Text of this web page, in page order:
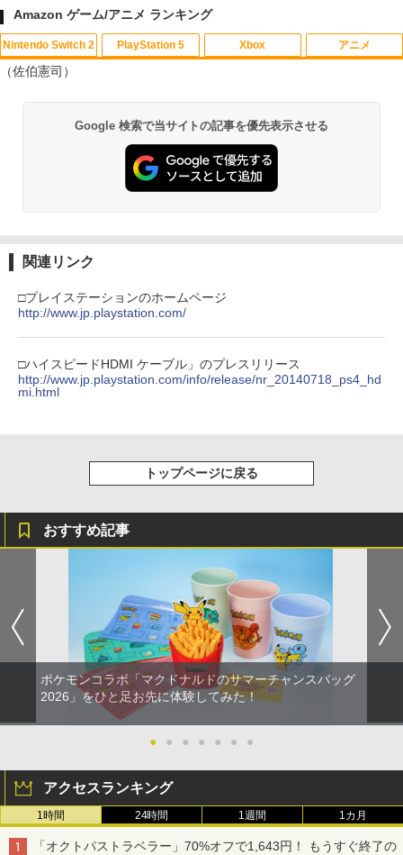
Amazon ゲーム/アニメ ランキング
Nintendo Switch 2
スプラトゥーン レイダース|オンライン
コード版
￥5,832
Nintendo Switch 2(日本語・国内専用)
ニンテンドープリペイド番号 9000円|オ
ニンテンドープリペイド番号 5000円|オ
ンラインコード版
￥5,000
PlayStation 5
PlayStation 5 デジタル・エディション
日本語専用 Console Language: Japan
ese only (CFI-2200B01)
￥55,000
￥7,286
3
【純正品】ディスクドライブ(CFI-ZDD1
J) PlayStation 5
【純正品】DualSense ワイヤレスコン
ZCT2J01)
￥10,737
【純正品】DualSense ワイヤレスコン
トローラー(CFI-ZCT2J)
￥10,737
Xbox
【純正品】Xbox ワイヤレス コントロー
ラー + USB-C® ケーブル
￥8,300
ラー (カーボンブラック)
B-C ケーブル
【国内正規品】Thrustmaster スラスト
マスター TH8S シフター - PC、PS4、P
S5、PS5 Pro、Xbox One、Xbox Serie
s X|S 対応の高精度 H パターン シフター
￥14,141
アニメ
劇場版「鬼滅の刃」無限城編 第一章 猗
窩座再来 通常版 [Blu-ray]
￥3,982
￥3,523
【Amazon.co.jp限定】劇場版モノノ怪
第三章 蛇神 (Amazon.co.jp限定オリジ
ボード付) [Blu-ray]
窩座再来 完全生産限定版 [Blu-ray]
￥8,698
『映画 ラブライブ！蓮ノ空女学院スクー
ルアイドルクラブ Bloom Garden Part
（佐伯憲司）
Google 検索で当サイトの記事を優先表示させる
関連リンク
□プレイステーションのホームページ
http://www.jp.playstation.com/
□ハイスピードHDMI ケーブル」のプレスリリース
http://www.jp.playstation.com/info/release/nr_20140718_ps4_hd
mi.html
トップページに戻る
おすすめ記事
ポケモンコラボ「マクドナルドのサマーチャンスバッグ
2026」をひと足お先に体験してみた！
● ● ● ● ● ● ●
アクセスランキング
1時間 24時間 1週間 1カ月
「オクトパストラベラー」70%オフで1,643円！ もうすぐ終了の